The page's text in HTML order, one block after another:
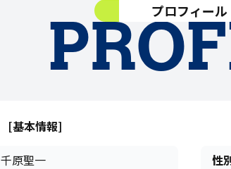
プロフィール
[基本情報]
千原聖一
性